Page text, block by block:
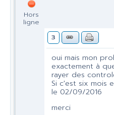
Hors
ligne
3
oui mais mon
exactement à
rayer des
Si c'est six mois
le 02/09/2016
merci